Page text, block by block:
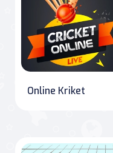
Online Kriket